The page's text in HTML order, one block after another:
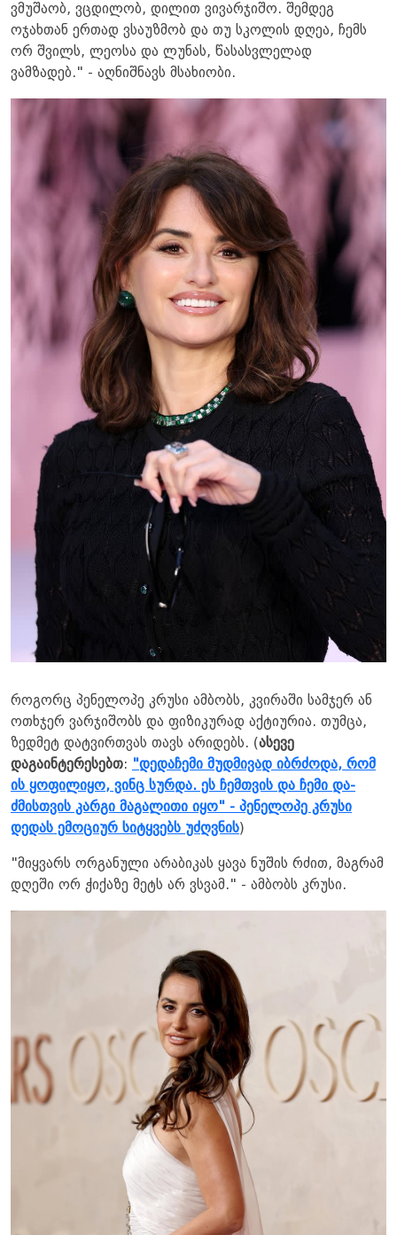
ვმუშაობ, ვცდილობ, დილით ვივარჯიშო. შემდეგ
ოჯახთან ერთად ვსაუზმობ და თუ სკოლის დღეა, ჩემს
ორ შვილს, ლეოსა და ლუნას, წასასვლელად
ვამზადებ." - აღნიშნავს მსახიობი.
როგორც პენელოპე კრუსი ამბობს, კვირაში სამჯერ ან
ოთხჯერ ვარჯიშობს და ფიზიკურად აქტიურია. თუმცა,
ზედმეტ დატვირთვას თავს არიდებს. (ასევე
დაგაინტერესებთ: "დედაჩემი მუდმივად იბრძოდა, რომ
ის ყოფილიყო, ვინც სურდა. ეს ჩემთვის და ჩემი და-
ძმისთვის კარგი მაგალითი იყო" - პენელოპე კრუსი
დედას ემოციურ სიტყვებს უძღვნის)
"მიყვარს ორგანული არაბიკას ყავა ნუშის რძით, მაგრამ
დღეში ორ ჭიქაზე მეტს არ ვსვამ." - ამბობს კრუსი.